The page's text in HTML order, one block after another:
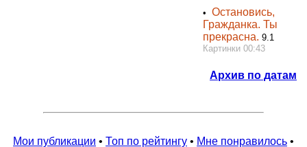
•Остановись,
Гражданка. Ты
прекрасна. 9.1
Картинки 00:43
Архив по датам
Мои публикации • Топ по рейтингу • Мне понравилось •